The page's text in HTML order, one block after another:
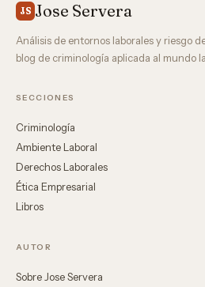
JS Jose Servera
Análisis de entornos laborales y riesgo
blog de criminología aplicada al mundo
SECCIONES
Criminología
Ambiente Laboral
Derechos Laborales
Ética Empresarial
Libros
AUTOR
Sobre Jose Servera